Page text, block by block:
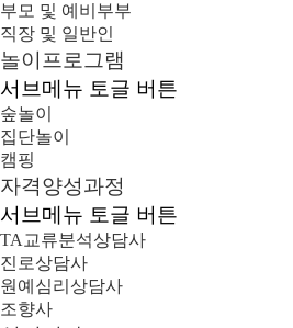
부모 및 예비부부
직장 및 일반인
놀이프로그램
서브메뉴 토글 버튼
숲놀이
집단놀이
캠핑
자격양성과정
서브메뉴 토글 버튼
TA교류분석상담사
진로상담사
원예심리상담사
조향사